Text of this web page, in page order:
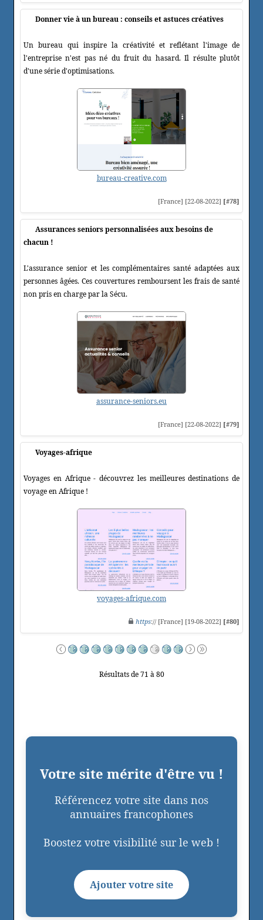
Donner vie à un bureau : conseils et astuces créatives
Un bureau qui inspire la créativité et reflétant l'image de
l'entreprise n'est pas né du fruit du hasard. Il résulte plutôt
d'une série d'optimisations.
bureau-creative.com
[France] [22-08-2022] [#78]
Assurances seniors personnalisées aux besoins de
chacun !
L'assurance senior et les complémentaires santé adaptées aux
personnes âgées. Ces couvertures remboursent les frais de santé
non pris en charge par la Sécu.
assurance-seniors.eu
[France] [22-08-2022] [#79]
Voyages-afrique
Voyages en Afrique - découvrez les meilleures destinations de
voyage en Afrique !
voyages-afrique.com
https:// [France] [19-08-2022] [#80]
Résultats de 71 à 80
Votre site mérite d'être vu !
Référencez votre site dans nos
annuaires francophones
Boostez votre visibilité sur le web !
Ajouter votre site